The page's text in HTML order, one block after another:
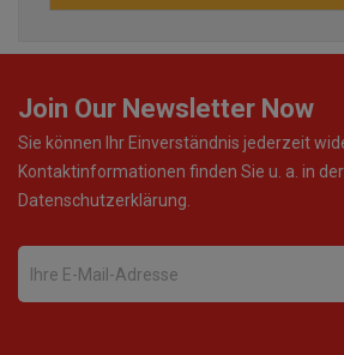
Join Our Newsletter Now
Sie können Ihr Einverständnis jederzeit
Kontaktinformationen finden Sie u. a. in der
Datenschutzerklärung.